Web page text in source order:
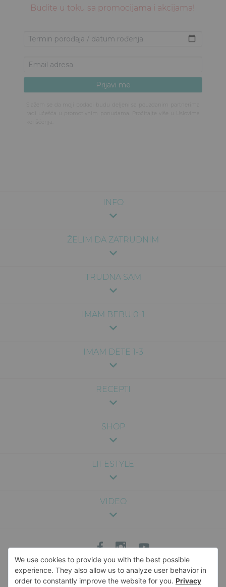
INFO
ŽELIM DA ZATRUDNIM
TRUDNA SAM
IMAM BEBU 0-1
IMAM DETE 1-3
RECEPTI
SHOP
LIFESTYLE
VIDEO
Budite u toku sa promocijama i akcijama!
Sadržaj na ovom sajtu je pružen u svrhu zabave i opšte informacije, i nije
namenjen kao medicinski, pravni ili profesionalni savet. Nismo odgovorni za